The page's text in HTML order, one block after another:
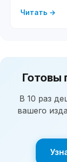
Читать →
Готовы
В 10 раз
вашего